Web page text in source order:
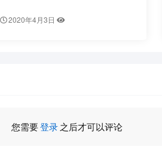
2020年4月3日
您需要登录 之后才可以评论